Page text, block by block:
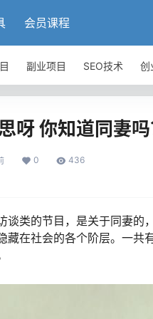
会员课程
副业项目 SEO技术 创
呀 你知道同妻
0 436
谈类的节目，是关于同妻的
藏在社会的各个阶层。一共